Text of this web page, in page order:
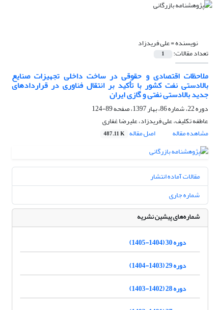
نویسنده =علی فریدزاد
تعداد مقالات: 1
ملاحظات اقتصادی و حقوقی در ساخت داخلی تجهیزات صنایع
بالادستی نفت کشور با تأکید بر انتقال فناوری در قراردادهای
جدید بالادستی نفتی و گازی ایران
دوره 22، شماره 86، بهار 1397، صفحه
89-124
عاطفه تکلیف، علی فریدزاد، علیرضا غفاری
مشاهده مقاله
اصل مقاله 487.11 K
مقالات آماده انتشار
شماره جاری
شماره‌های پیشین نشریه
دوره 30 (1404-1405)
دوره 29 (1403-1404)
دوره 28 (1402-1403)